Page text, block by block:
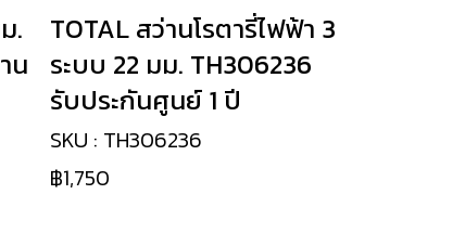
.
น
TOTAL สว่านโรตารี่ไฟฟ้า 3
ระบบ 22 มม. TH306236
รับประกันศูนย์ 1 ปี
SKU : TH306236
฿1,750